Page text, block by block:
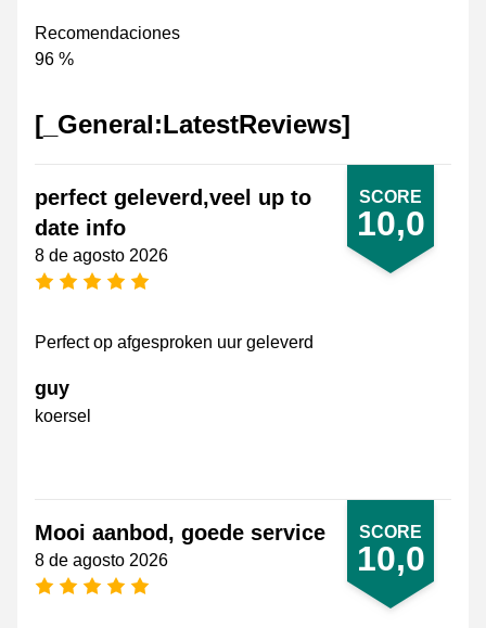
Recomendaciones
96 %
[_General:LatestReviews]
SCORE
10,0
perfect geleverd,veel up to
date info
8 de agosto 2026
[_General:NumberOfStarsPluralFormat]
Perfect op afgesproken uur geleverd
guy
koersel
SCORE
10,0
Mooi aanbod, goede service
8 de agosto 2026
[_General:NumberOfStarsPluralFormat]